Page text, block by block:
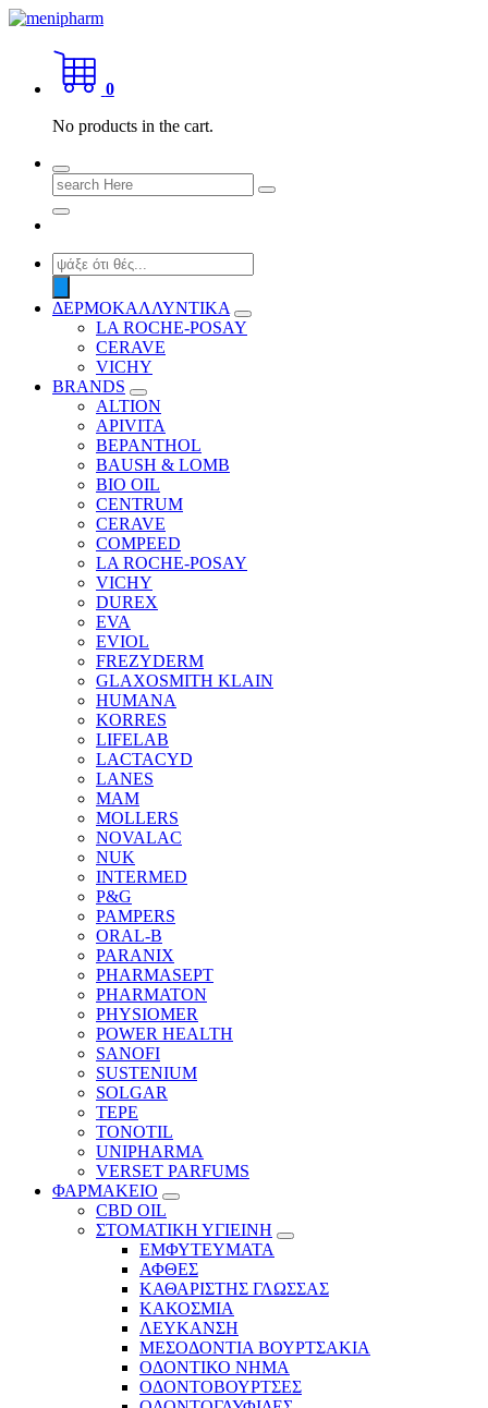
Skip
content
shop 2 easily
0
No products in the cart.
Search
for:
Products
search
ΔΕΡΜΟΚΑΛΛΥΝΤΙΚΑ
LA ROCHE-POSAY
CERAVE
VICHY
BRANDS
ALTION
APIVITA
BEPANTHOL
BAUSH & LOMB
BIO OIL
CENTRUM
CERAVE
COMPEED
LA ROCHE-POSAY
VICHY
DUREX
EVA
EVIOL
FREZYDERM
GLAXOSMITH KLAIN
HUMANA
KORRES
LIFELAB
LACTACYD
LANES
MAM
MOLLERS
NOVALAC
NUK
INTERMED
P&G
PAMPERS
ORAL-B
PARANIX
PHARMASEPT
PHARMATON
PHYSIOMER
POWER HEALTH
SANOFI
SUSTENIUM
SOLGAR
TEPE
TONOTIL
UNIPHARMA
VERSET PARFUMS
ΦΑΡΜΑΚΕΙΟ
CBD OIL
ΣΤΟΜΑΤΙΚΗ ΥΓΙΕΙΝΗ
ΕΜΦΥΤΕΥΜΑΤΑ
ΑΦΘΕΣ
ΚΑΘΑΡΙΣΤΗΣ ΓΛΩΣΣΑΣ
ΚΑΚΟΣΜΙΑ
ΛΕΥΚΑΝΣΗ
ΜΕΣΟΔΟΝΤΙΑ ΒΟΥΡΤΣΑΚΙΑ
ΟΔΟΝΤΙΚΟ ΝΗΜΑ
ΟΔΟΝΤΟΒΟΥΡΤΣΕΣ